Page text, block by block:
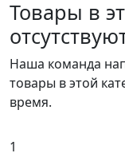
1
Товары в
Наша команда
товары в этой
время.